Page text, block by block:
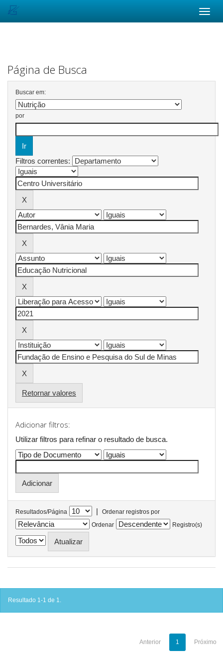
Página de Busca
Buscar em:
por
Filtros correntes:
Retornar valores
Adicionar filtros:
Utilizar filtros para refinar o resultado de busca.
Resultados/Página |
Ordenar registros por
Ordenar
Registro(s)
Resultado 1-1 de 1.
Anterior 1 Próximo